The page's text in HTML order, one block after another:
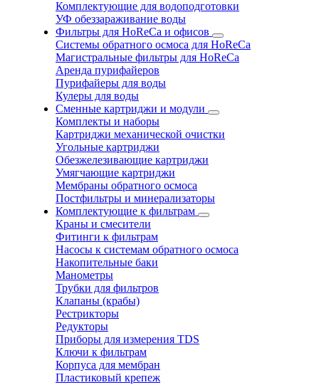
Комплектующие для водоподготовки
УФ обеззараживание воды
Фильтры для HoReCa и офисов
Системы обратного осмоса для HoReCa
Магистральные фильтры для HoReCa
Аренда пурифайеров
Пурифайеры для воды
Кулеры для воды
Сменные картриджи и модули
Комплекты и наборы
Картриджи механической очистки
Угольные картриджи
Обезжелезивающие картриджи
Умягчающие картриджи
Мембраны обратного осмоса
Постфильтры и минерализаторы
Комплектующие к фильтрам
Краны и смесители
Фитинги к фильтрам
Насосы к системам обратного осмоса
Накопительные баки
Манометры
Трубки для фильтров
Клапаны (крабы)
Рестрикторы
Редукторы
Приборы для измерения TDS
Ключи к фильтрам
Корпуса для мембран
Пластиковый крепеж